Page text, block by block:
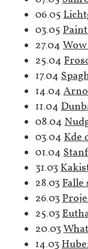
06.05
03.05
27.04
25.04
17.04
14.04
11.04
08.04
03.04 Kde
01.04
31.03
28.03Falle
26.03
25.03
20.03
14.03